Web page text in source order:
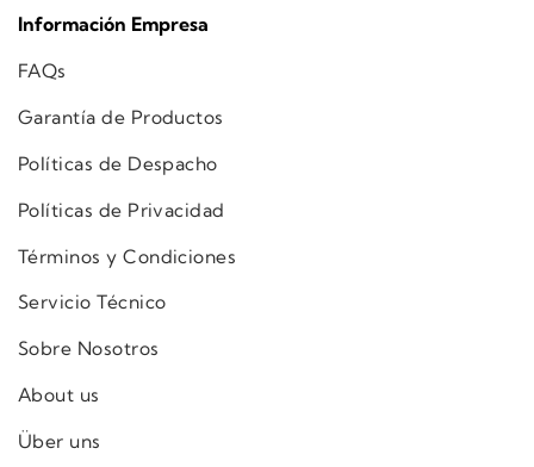
Información Empresa
FAQs
Garantía de Productos
Políticas de Despacho
Políticas de Privacidad
Términos y Condiciones
Servicio Técnico
Sobre Nosotros
About us
Über uns